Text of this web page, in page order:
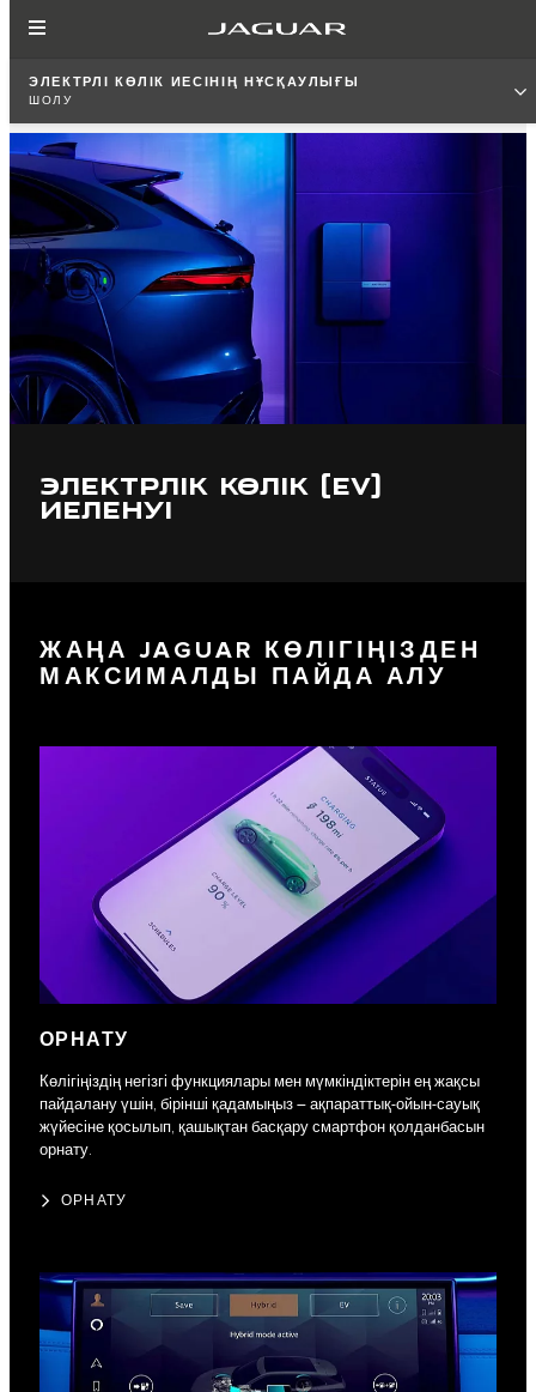
ЭЛЕКТРЛІ КӨЛІК ИЕСІНІҢ НҰСҚАУЛЫҒЫ
ШОЛУ
ЭЛЕКТРЛІК КӨЛІК (EV)
ИЕЛЕНУІ
ЖАҢА JAGUAR КӨЛІГІҢІЗДЕН
МАКСИМАЛДЫ ПАЙДА АЛУ
ОРНАТУ
Көлігіңіздің негізгі функциялары мен мүмкіндіктерін ең жақсы
пайдалану үшін, бірінші қадамыңыз – ақпараттық-ойын-сауық
жүйесіне қосылып, қашықтан басқару смартфон қолданбасын
орнату.
ОРНАТУ